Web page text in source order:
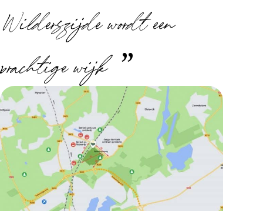
Wilderszijde wordt een
prachtige wijk